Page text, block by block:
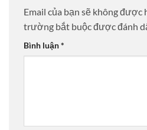
Email của bạn sẽ không được
trường bắt buộc được đánh
Bình luận*